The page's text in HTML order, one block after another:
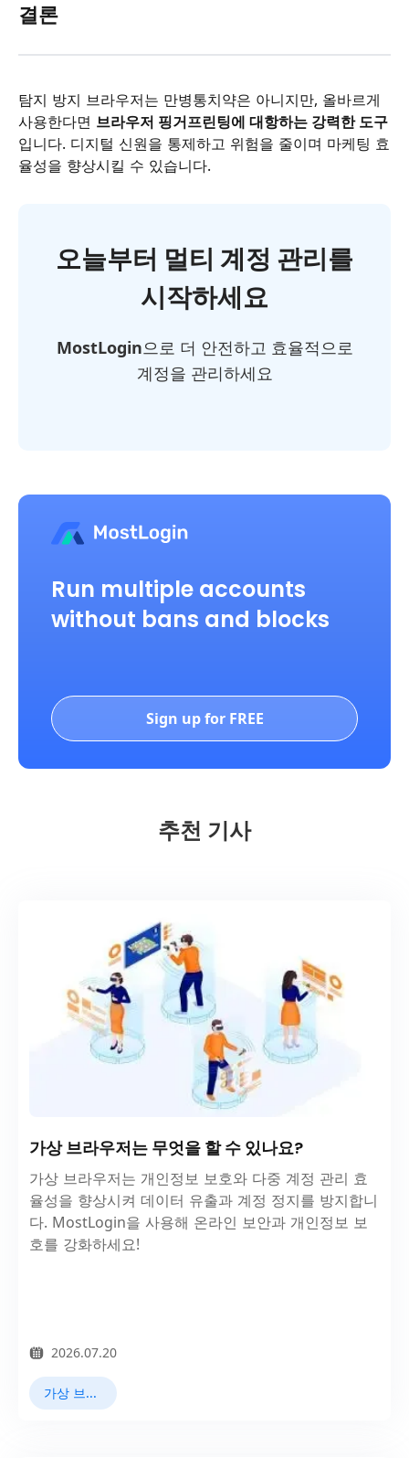
결론
탐지 방지 브라우저는 만병통치약은 아니지만, 올바르게
사용한다면 브라우저 핑거프린팅에 대항하는 강력한 도구
입니다. 디지털 신원을 통제하고 위험을 줄이며 마케팅 효
율성을 향상시킬 수 있습니다.
오늘부터 멀티 계정 관리를
시작하세요
MostLogin으로 더 안전하고 효율적으로
계정을 관리하세요
Run multiple accounts
without bans and blocks
Sign up for FREE
추천 기사
가상 브라우저는 무엇을 할 수 있나요?
가상 브라우저는 개인정보 보호와 다중 계정 관리 효
율성을 향상시켜 데이터 유출과 계정 정지를 방지합니
다. MostLogin을 사용해 온라인 보안과 개인정보 보
호를 강화하세요!
2026.07.20
가상 브라우저